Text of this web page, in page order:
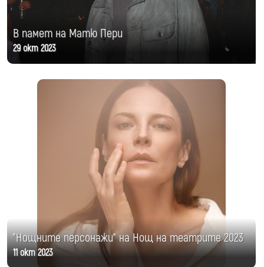
В памет на Матю Пери
29 окт 2023
"Нощните персонажи" на Нощ на театрите 2023
11 окт 2023